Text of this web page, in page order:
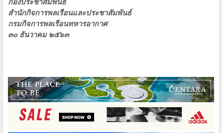
สำนักกิจการพลเรือนและประชาสัมพันธ์
กรมกิจการพลเรือนทหารอากาศ
๓๐ ธันวาคม ๒๕๖๓